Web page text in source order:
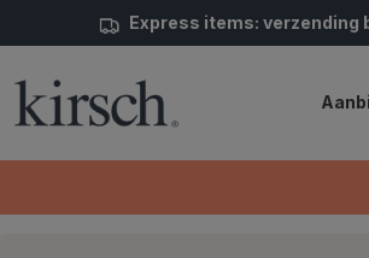
Express items: verzending